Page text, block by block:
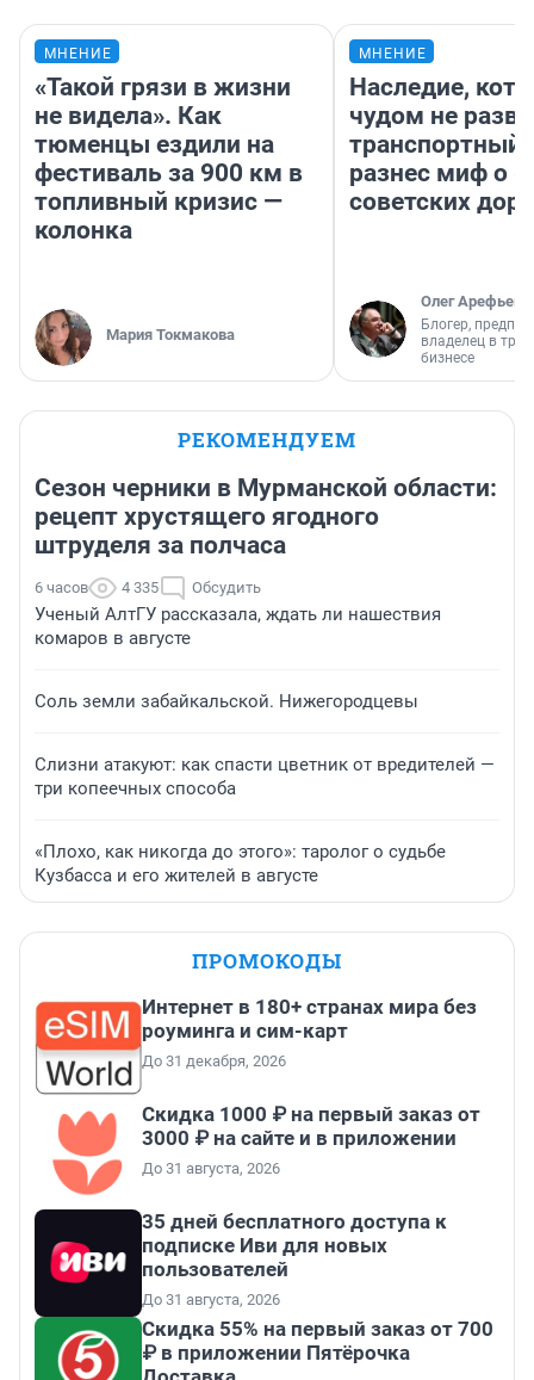
МНЕНИЕ
«Такой грязи в жизни
не видела». Как
тюменцы ездили на
фестиваль за 900 км в
топливный кризис —
колонка
Мария Токмакова
МНЕНИЕ
Наследие,
чудом не
транспортный
разнес миф о
советских
Олег Арефьев
Блогер,
владелец в
бизнесе
РЕКОМЕНДУЕМ
Сезон черники в Мурманской области:
рецепт хрустящего ягодного
штруделя за полчаса
6 часов 4 335 Обсудить
Ученый АлтГУ рассказала, ждать ли нашествия
комаров в августе
Соль земли забайкальской. Нижегородцевы
Слизни атакуют: как спасти цветник от вредителей —
три копеечных способа
«Плохо, как никогда до этого»: таролог о судьбе
Кузбасса и его жителей в августе
ПРОМОКОДЫ
Интернет в 180+ странах мира без
роуминга и сим-карт
До 31 декабря, 2026
Скидка 1000 ₽ на первый заказ от
3000 ₽ на сайте и в приложении
До 31 августа, 2026
35 дней бесплатного доступа к
подписке Иви для новых
пользователей
До 31 августа, 2026
Скидка 55% на первый заказ от 700
₽ в приложении Пятёрочка